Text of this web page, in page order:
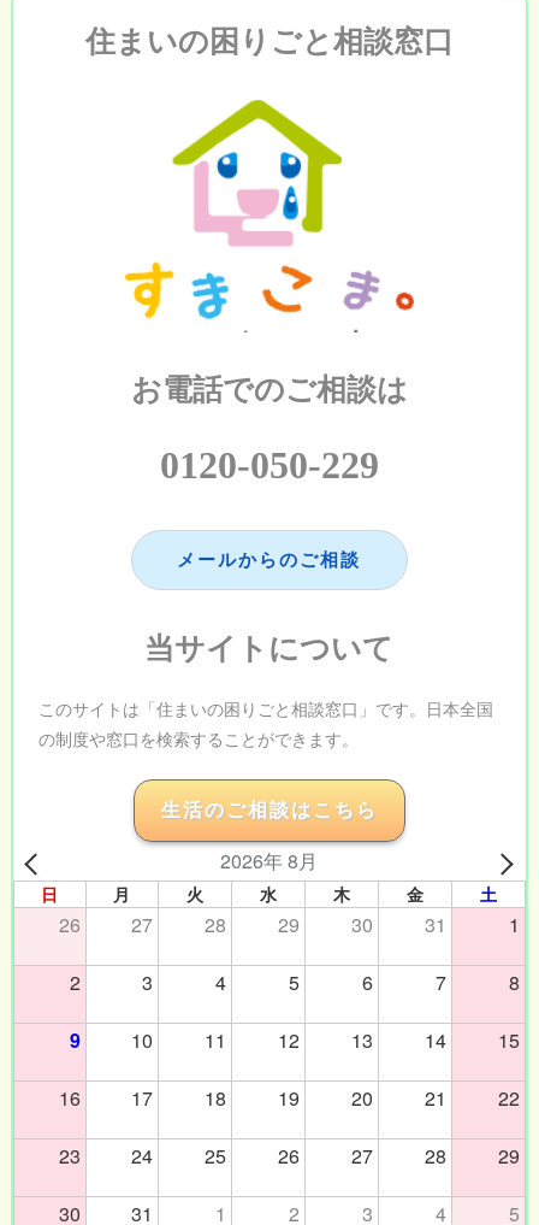
住まいの困りごと相談窓口
お電話でのご相談は
0120-050-229
メールからのご相談
当サイトについて
このサイトは「住まいの困りごと相談窓口」です。日本全国
の制度や窓口を検索することができます。
生活のご相談はこちら
2026年 8月
日 月 火 水 木 金 土
26 27 28 29 30 31 1
2 3 4 5 6 7 8
9 10 11 12 13 14 15
16 17 18 19 20 21 22
23 24 25 26 27 28 29
30 31 1 2 3 4 5